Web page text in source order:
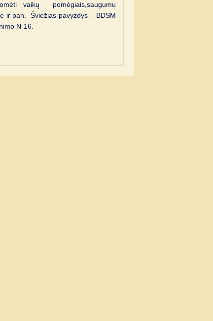
vaikų pomėgiais,saugumu
ir pan. Šviežias pavyzdys – BDSM
N-16.